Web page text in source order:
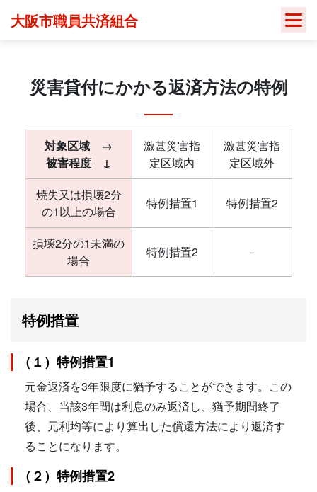
大阪市職員共済組合
災害貸付にかかる返済方法の特例
対象区域 →
被害程度 ↓
激甚災害指
定区域内
激甚災害指
定区域外
焼失又は損壊2分
の1以上の場合
特例措置1 特例措置2
損壊2分の1未満の
場合
特例措置2 －
特例措置
（１）特例措置1
元金返済を3年限度に猶予することができます。この
場合、当該3年間は利息のみ返済し、猶予期間終了
後、元利均等により算出した償還方法により返済す
ることになります。
（２）特例措置2